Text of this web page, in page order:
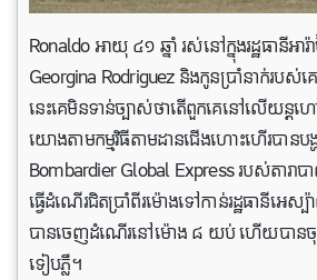
Ronaldo អាយុ ៤១ ឆ្នាំ រស់នៅក្នុងរដ្ឋធានីអ
Georgina Rodriguez និងកូនប្រាំនាក់របស់
នេះគេមិនទាន់ច្បាស់ថាតើពួកគេនៅលើយន្ត
យោងតាមកម្មវិធីតាមដានជើងហោះហើរបានប
Bombardier Global Express របស់តារាបា
ធ្វើដំណើរជិតប្រាំពីរម៉ោងទៅកាន់រដ្ឋធានីអ
បានចេញដំណើរនៅម៉ោង ៨ យប់ ហើយបាន
ទៀបភ្លឺ។